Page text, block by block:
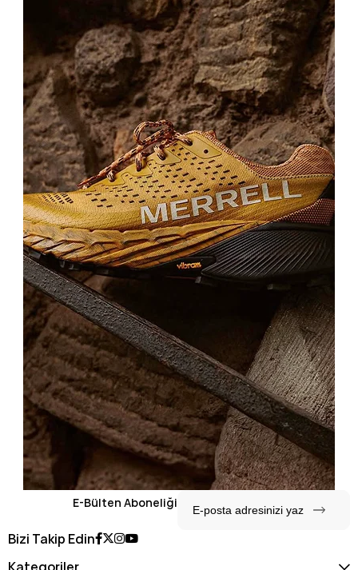
E-Bülten Aboneliği
Bizi Takip Edin